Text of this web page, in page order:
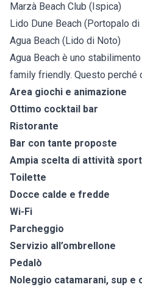
Marzà Beach Club (Ispica)
Lido Dune Beach (Portopalo
Agua Beach (Lido di Noto)
Agua Beach è uno
family friendly. Questo perché
Area giochi e animazione
Ottimo cocktail bar
Ristorante
Bar con tante proposte
Ampia scelta di attività
Toilette
Docce calde e fredde
Wi-Fi
Parcheggio
Servizio all’ombrellone
Pedalò
Noleggio catamarani, sup e